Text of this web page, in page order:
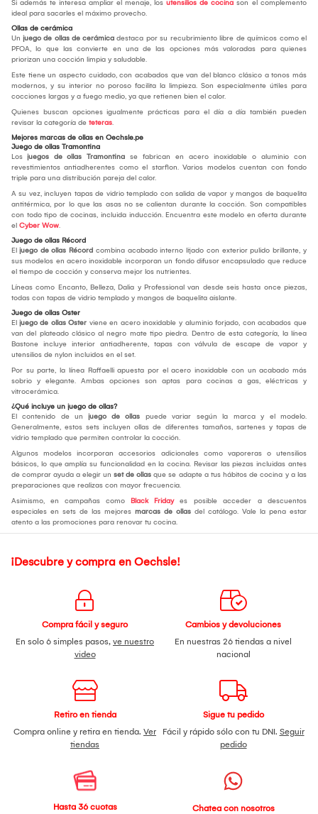
Si además te interesa ampliar el menaje, los utensilios de cocina son el complemento
ideal para sacarles el máximo provecho.
Ollas de cerámica
Un juego de ollas de cerámica destaca por su recubrimiento libre de químicos como el
PFOA, lo que las convierte en una de las opciones más valoradas para quienes
priorizan una cocción limpia y saludable.
Este tiene un aspecto cuidado, con acabados que van del blanco clásico a tonos más
modernos, y su interior no poroso facilita la limpieza. Son especialmente útiles para
cocciones largas y a fuego medio, ya que retienen bien el calor.
Quienes buscan opciones igualmente prácticas para el día a día también pueden
revisar la categoría de teteras.
Mejores marcas de ollas en Oechsle.pe
Juego de ollas Tramontina
Los juegos de ollas Tramontina se fabrican en acero inoxidable o aluminio con
revestimientos antiadherentes como el starflon. Varios modelos cuentan con fondo
triple para una distribución pareja del calor.
A su vez, incluyen tapas de vidrio templado con salida de vapor y mangos de baquelita
antitérmica, por lo que las asas no se calientan durante la cocción. Son compatibles
con todo tipo de cocinas, incluida inducción. Encuentra este modelo en oferta durante
el Cyber Wow.
Juego de ollas Récord
El juego de ollas Récord combina acabado interno lijado con exterior pulido brillante, y
sus modelos en acero inoxidable incorporan un fondo difusor encapsulado que reduce
el tiempo de cocción y conserva mejor los nutrientes.
Líneas como Encanto, Belleza, Dalia y Professional van desde seis hasta once piezas,
todas con tapas de vidrio templado y mangos de baquelita aislante.
Juego de ollas Oster
El juego de ollas Oster viene en acero inoxidable y aluminio forjado, con acabados que
van del plateado clásico al negro mate tipo piedra. Dentro de esta categoría, la línea
Bastone incluye interior antiadherente, tapas con válvula de escape de vapor y
utensilios de nylon incluidos en el set.
Por su parte, la línea Raffaelli apuesta por el acero inoxidable con un acabado más
sobrio y elegante. Ambas opciones son aptas para cocinas a gas, eléctricas y
vitrocerámica.
¿Qué incluye un juego de ollas?
El contenido de un juego de ollas puede variar según la marca y el modelo.
Generalmente, estos sets incluyen ollas de diferentes tamaños, sartenes y tapas de
vidrio templado que permiten controlar la cocción.
Algunos modelos incorporan accesorios adicionales como vaporeras o utensilios
básicos, lo que amplía su funcionalidad en la cocina. Revisar las piezas incluidas antes
de comprar ayuda a elegir un set de ollas que se adapte a tus hábitos de cocina y a las
preparaciones que realizas con mayor frecuencia.
Asimismo, en campañas como Black Fridayes posible acceder a descuentos
especiales en sets de las mejores marcas de ollas del catálogo. Vale la pena estar
atento a las promociones para renovar tu cocina.
¡Descubre y compra en Oechsle!
Compra fácil y seguro
En solo 6 simples pasos, ve nuestro
video
Cambios y devoluciones
En nuestras 26 tiendas a nivel
nacional
Retiro en tienda
Compra online y retira en tienda. Ver
tiendas
Sigue tu pedido
Fácil y rápido sólo con tu DNI. Seguir
pedido
Hasta 36 cuotas
Chatea con nosotros